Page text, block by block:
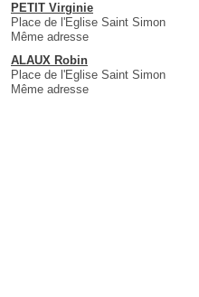
PETIT Virginie
Place de l'Eglise Saint Simon
Même adresse
ALAUX Robin
Place de l'Eglise Saint Simon
Même adresse